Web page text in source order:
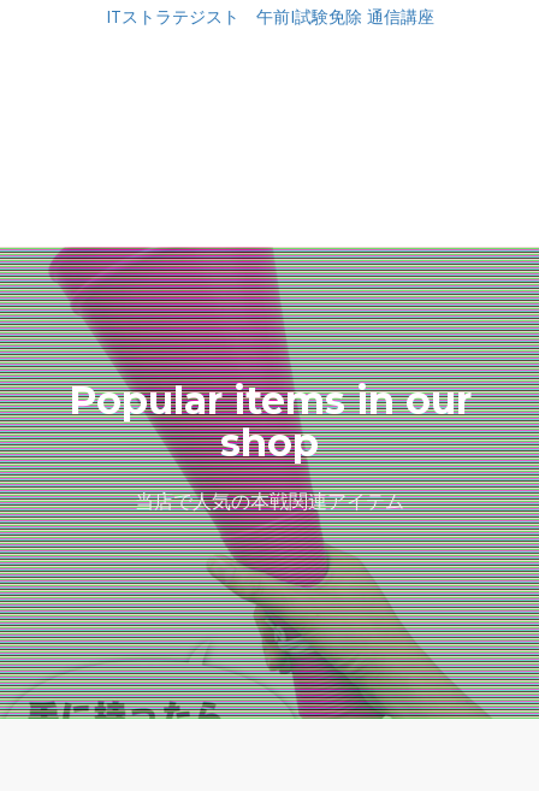
ITストラテジスト 午前I試験免除 通信講座
Popular items in our
shop
当店で人気の本戦関連アイテム